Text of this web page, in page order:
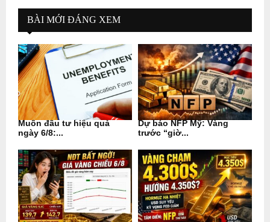
BÀI MỚI ĐÁNG XEM
Muốn đầu tư hiệu quả
ngày 6/8:...
Dự báo NFP Mỹ: Vàng
trước “giờ...